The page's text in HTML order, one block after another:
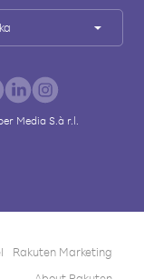
Media S.à r.l.
Rakuten Marketing